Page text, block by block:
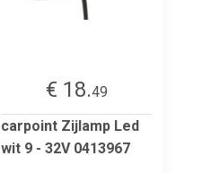
€ 18.49
carpoint Zijlamp Led
wit 9 - 32V 0413967